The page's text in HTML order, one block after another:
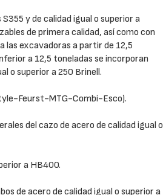
y de calidad igual o superior a
de primera calidad, así como con
las excavadoras a partir de 12,5
a 12,5 toneladas se incorporan
o superior a 250 Brinell.
Feurst-MTG-Combi-Esco).
del cazo de acero de calidad igual o
a HB400.
de acero de calidad igual o superior a